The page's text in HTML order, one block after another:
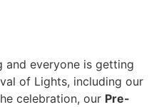
and everyone is getting
of Lights, including our
celebration, our Pre-